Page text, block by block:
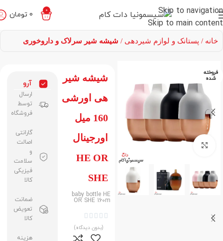
Skip to navigation
Skip to main content
0
0 تومان
خانه پستانک و لوازم شیردهی شیشه شیر سرلاک و داروخوری
فروخته
شده
برای بزرگنمایی کلیک کنید
شیشه شیر
هی اورشی
160 میل
اورجینال
HE OR
SHE
baby bottle HE
OR SHE 160m





(بدون دیدگاه)
آرو
ارسال
توسط
فروشگاه
گارانتی
اصالت
و
سلامت
فیزیکی
کالا
ضمانت
تعویض
کالا
هزینه